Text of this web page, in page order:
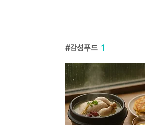
감성푸드 1